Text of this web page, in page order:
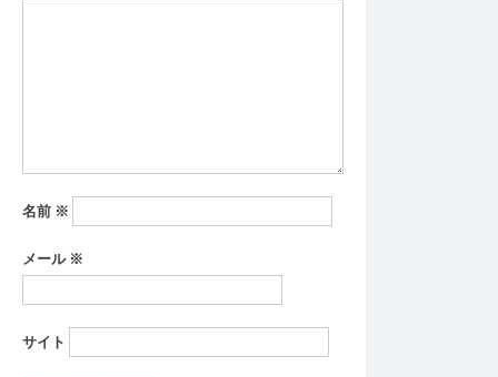
名前 ※
メール ※
サイト